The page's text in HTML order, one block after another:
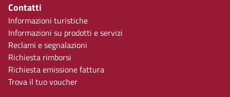
Contatti
Informazioni turistiche
Informazioni su prodotti e servizi
Reclami e segnalazioni
Richiesta rimborsi
Richiesta emissione fattura
Trova il tuo voucher